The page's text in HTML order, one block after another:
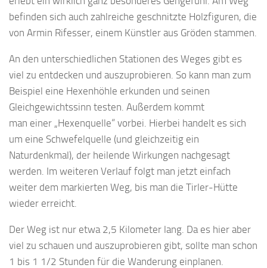
befinden sich auch zahlreiche geschnitzte Holzfiguren, die
von Armin Rifesser, einem Künstler aus Gröden stammen.
An den unterschiedlichen Stationen des Weges gibt es
viel zu entdecken und auszuprobieren. So kann man zum
Beispiel eine Hexenhöhle erkunden und seinen
Gleichgewichtssinn testen. Außerdem kommt
man einer „Hexenquelle“ vorbei. Hierbei handelt es sich
um eine Schwefelquelle (und gleichzeitig ein
Naturdenkmal), der heilende Wirkungen nachgesagt
werden. Im weiteren Verlauf folgt man jetzt einfach
weiter dem markierten Weg, bis man die Tirler-Hütte
wieder erreicht.
Der Weg ist nur etwa 2,5 Kilometer lang. Da es hier aber
viel zu schauen und auszuprobieren gibt, sollte man schon
1 bis 1 1/2 Stunden für die Wanderung einplanen.